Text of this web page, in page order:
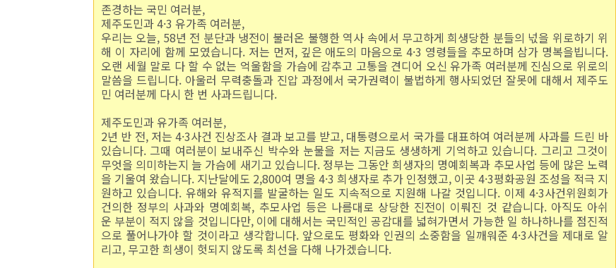
존경하는 국민 여러분,
제주도민과 4·3 유가족 여러분,
우리는 오늘, 58년 전 분단과 냉전이 불러온 불행한 역사 속에서 무고하게 희생당한 분들의 넋을 위로하기 위
해 이 자리에 함께 모였습니다. 저는 먼저, 깊은 애도의 마음으로 4·3 영령들을 추모하며 삼가 명복을빕니다.
오랜 세월 말로 다 할 수 없는 억울함을 가슴에 감추고 고통을 견디어 오신 유가족 여러분께 진심으로 위로의
말씀을 드립니다. 아울러 무력충돌과 진압 과정에서 국가권력이 불법하게 행사되었던 잘못에 대해서 제주도
민 여러분께 다시 한 번 사과드립니다.
제주도민과 유가족 여러분,
2년 반 전, 저는 4·3사건 진상조사 결과 보고를 받고, 대통령으로서 국가를 대표하여 여러분께 사과를 드린 바
있습니다. 그때 여러분이 보내주신 박수와 눈물을 저는 지금도 생생하게 기억하고 있습니다. 그리고 그것이
무엇을 의미하는지 늘 가슴에 새기고 있습니다. 정부는 그동안 희생자의 명예회복과 추모사업 등에 많은 노력
을 기울여 왔습니다. 지난달에도 2,800여 명을 4·3 희생자로 추가 인정했고, 이곳 4·3평화공원 조성을 적극 지
원하고 있습니다. 유해와 유적지를 발굴하는 일도 지속적으로 지원해 나갈 것입니다. 이제 4·3사건위원회가
건의한 정부의 사과와 명예회복, 추모사업 등은 나름대로 상당한 진전이 이뤄진 것 같습니다. 아직도 아쉬
운 부분이 적지 않을 것입니다만, 이에 대해서는 국민적인 공감대를 넓혀가면서 가능한 일 하나하나를 점진적
으로 풀어나가야 할 것이라고 생각합니다. 앞으로도 평화와 인권의 소중함을 일깨워준 4·3사건을 제대로 알
리고, 무고한 희생이 헛되지 않도록 최선을 다해 나가겠습니다.